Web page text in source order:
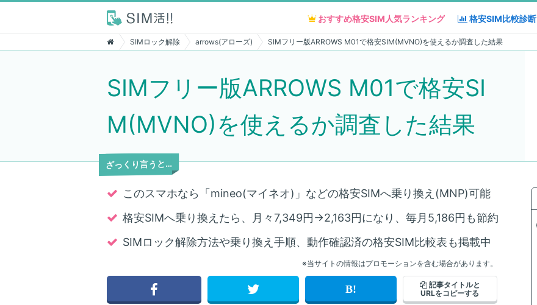
おすすめ格安SIM人気ランキング 格安SIM比較診断
SIMロック解除 arrows(アローズ) SIMフリー版ARROWS M01で格安SIM(MVNO)を使えるか調査した結果
SIMフリー版ARROWS M01で格安SI
M(MVNO)を使えるか調査した結果
ざっくり言うと…
このスマホなら「mineo(マイネオ)」などの格安SIMへ乗り換え(MNP)可能
格安SIMへ乗り換えたら、月々7,349円→2,163円になり、毎月5,186円も節約
SIMロック解除方法や乗り換え手順、動作確認済の格安SIM比較表も掲載中
※当サイトの情報はプロモーションを含む場合があります。
記事タイトルと
URLをコピーする
おすすめ格安SIM人気ランキング 格安SIM比較診断